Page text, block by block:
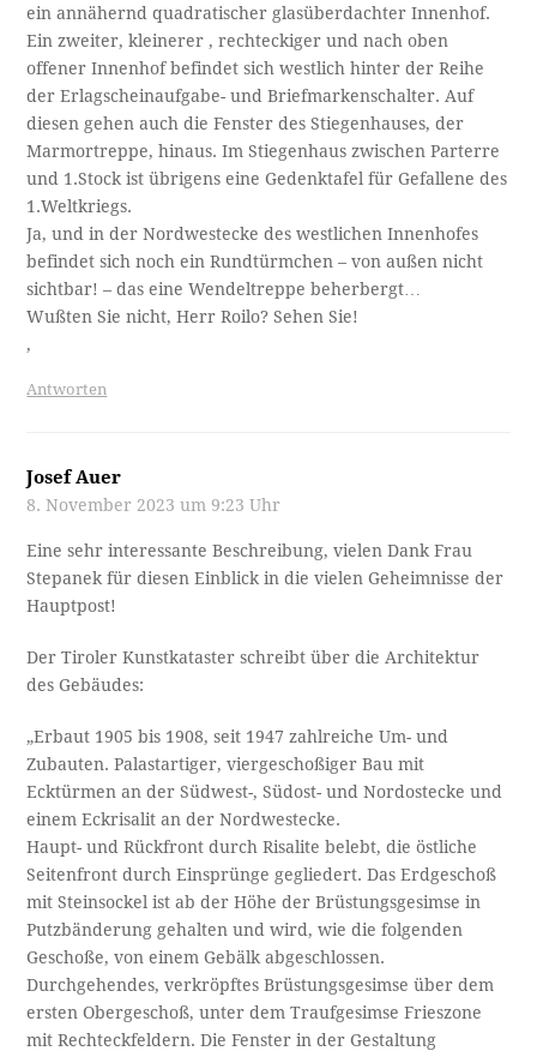
ein annähernd quadratischer glasüberdachter Innenhof.
Ein zweiter, kleinerer , rechteckiger und nach oben
offener Innenhof befindet sich westlich hinter der Reihe
der Erlagscheinaufgabe- und Briefmarkenschalter. Auf
diesen gehen auch die Fenster des Stiegenhauses, der
Marmortreppe, hinaus. Im Stiegenhaus zwischen Parterre
und 1.Stock ist übrigens eine Gedenktafel für Gefallene des
1.Weltkriegs.
Ja, und in der Nordwestecke des westlichen Innenhofes
befindet sich noch ein Rundtürmchen – von außen nicht
sichtbar! – das eine Wendeltreppe beherbergt…
Wußten Sie nicht, Herr Roilo? Sehen Sie!
,
Antworten
Josef Auer
8. November 2023 um 9:23 Uhr
Eine sehr interessante Beschreibung, vielen Dank Frau
Stepanek für diesen Einblick in die vielen Geheimnisse der
Hauptpost!
Der Tiroler Kunstkataster schreibt über die Architektur
des Gebäudes:
„Erbaut 1905 bis 1908, seit 1947 zahlreiche Um- und
Zubauten. Palastartiger, viergeschoßiger Bau mit
Ecktürmen an der Südwest-, Südost- und Nordostecke und
einem Eckrisalit an der Nordwestecke.
Haupt- und Rückfront durch Risalite belebt, die östliche
Seitenfront durch Einsprünge gegliedert. Das Erdgeschoß
mit Steinsockel ist ab der Höhe der Brüstungsgesimse in
Putzbänderung gehalten und wird, wie die folgenden
Geschoße, von einem Gebälk abgeschlossen.
Durchgehendes, verkröpftes Brüstungsgesimse über dem
ersten Obergeschoß, unter dem Traufgesimse Frieszone
mit Rechteckfeldern. Die Fenster in der Gestaltung